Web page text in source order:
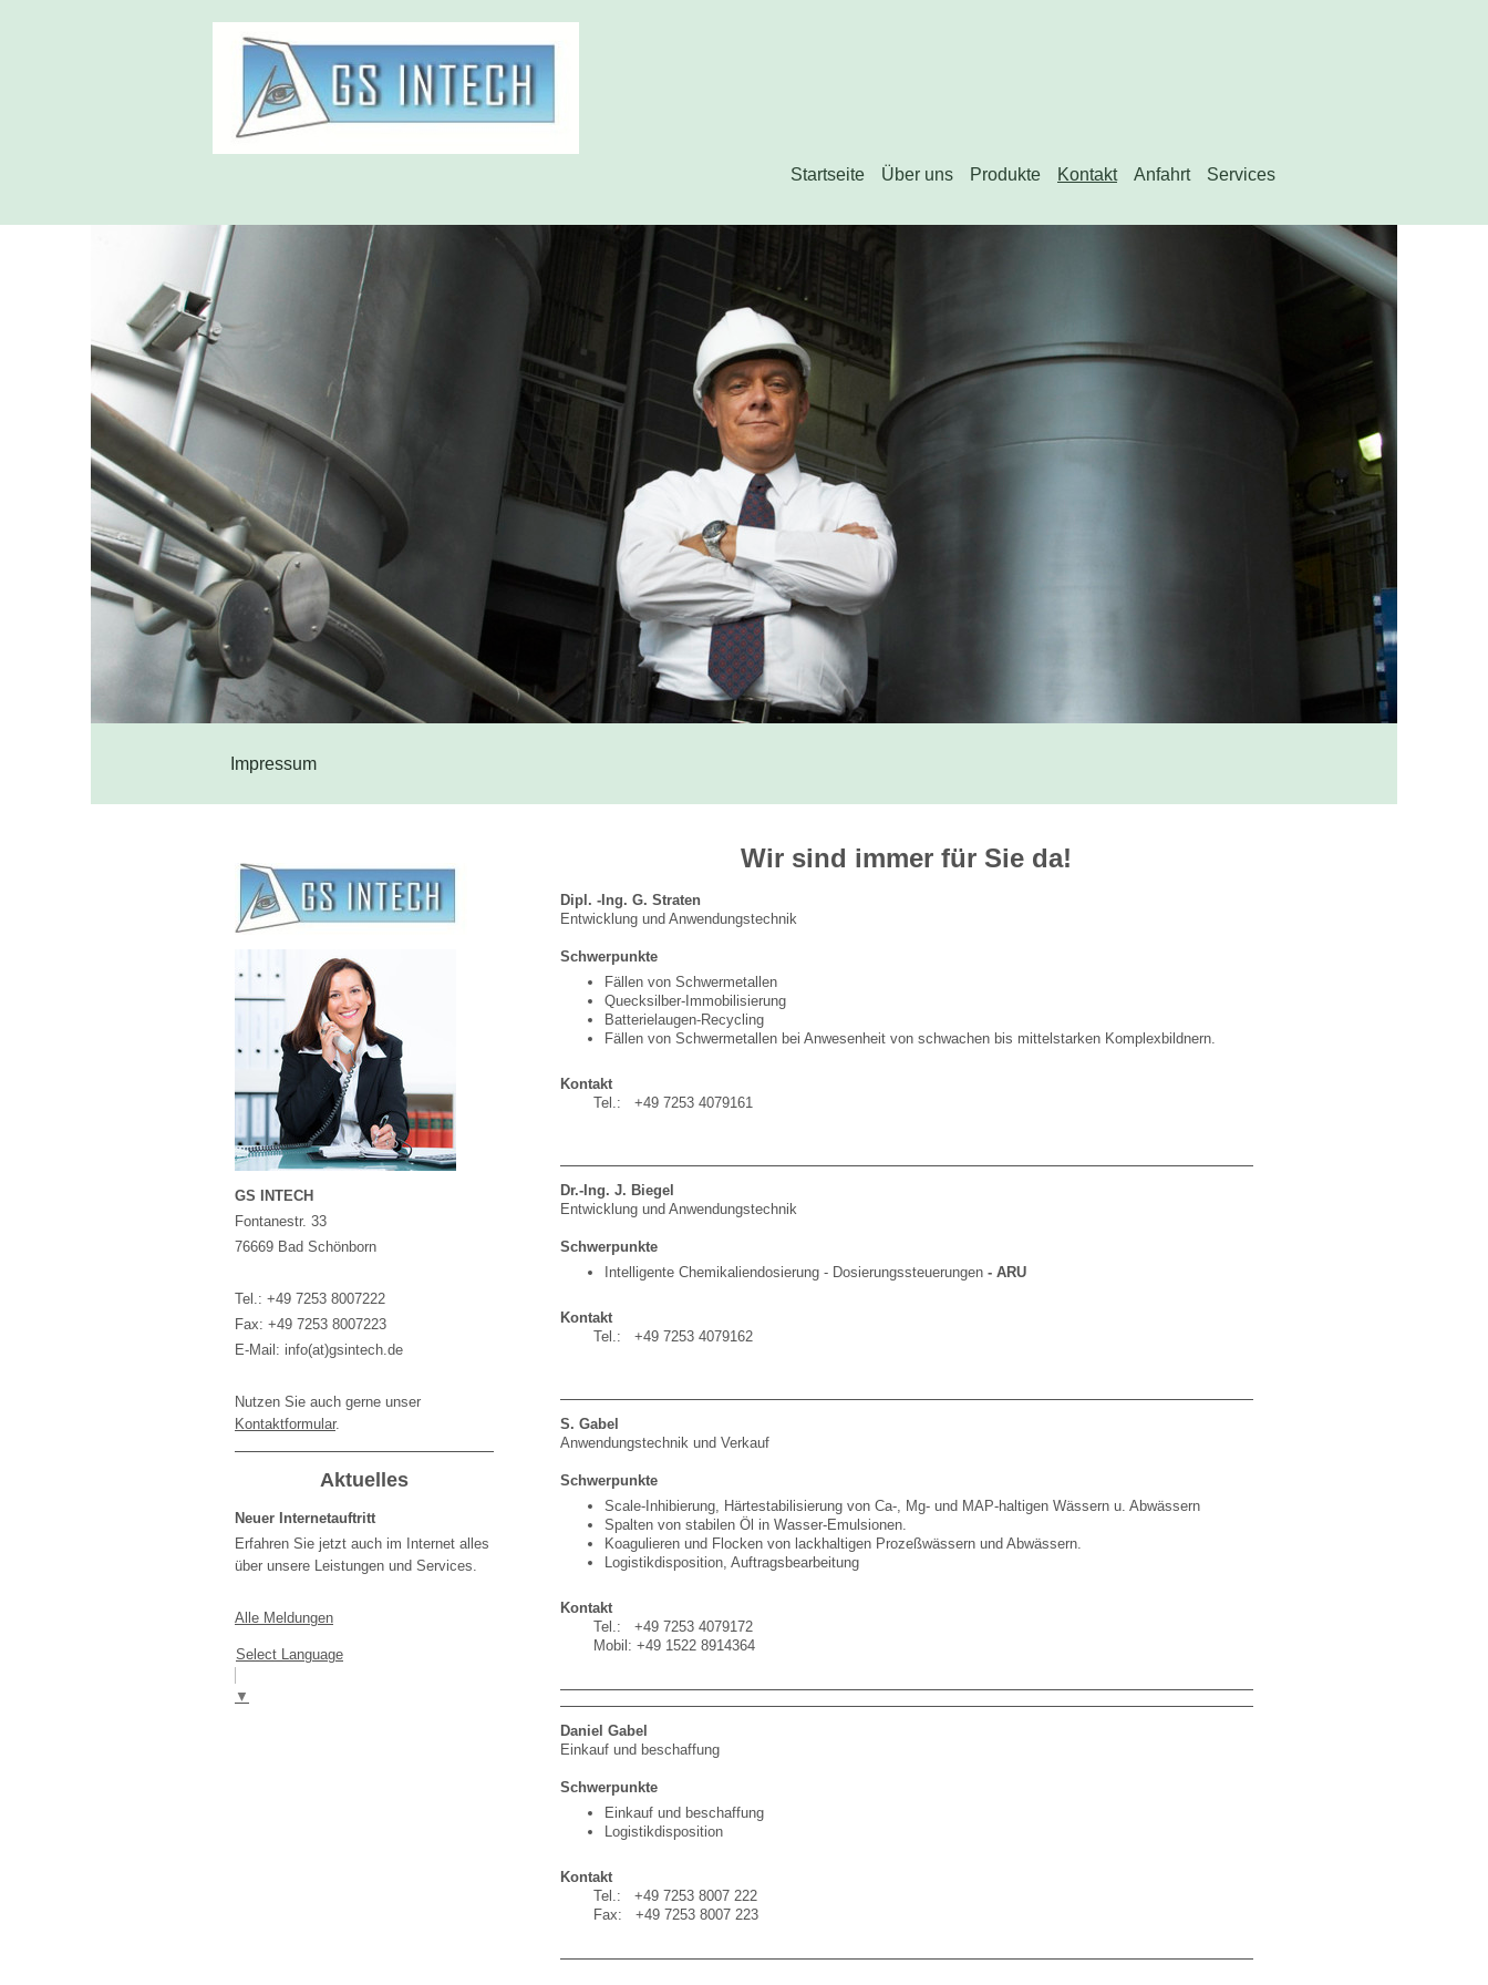
Startseite Über uns Produkte Kontakt Anfahrt Services
Impressum
Wir sind immer für Sie da!
Dipl. -Ing. G. Straten
Entwicklung und Anwendungstechnik
Schwerpunkte
Fällen von Schwermetallen
Quecksilber-Immobilisierung
Batterielaugen-Recycling
Fällen von Schwermetallen bei Anwesenheit von schwachen bis mittelstarken Komplexbildnern.
Kontakt
Tel.: +49 7253 4079161
Dr.-Ing. J. Biegel
Entwicklung und Anwendungstechnik
Schwerpunkte
Intelligente Chemikaliendosierung - Dosierungssteuerungen - ARU
Kontakt
Tel.: +49 7253 4079162
S. Gabel
Anwendungstechnik und Verkauf
Schwerpunkte
Scale-Inhibierung, Härtestabilisierung von Ca-, Mg- und MAP-haltigen Wässern u. Abwässern
Spalten von stabilen Öl in Wasser-Emulsionen.
Koagulieren und Flocken von lackhaltigen Prozeßwässern und Abwässern.
Logistikdisposition, Auftragsbearbeitung
Kontakt
Tel.: +49 7253 4079172
Mobil: +49 1522 8914364
Daniel Gabel
Einkauf und beschaffung
Schwerpunkte
Einkauf und beschaffung
Logistikdisposition
Kontakt
Tel.: +49 7253 8007 222
Fax: +49 7253 8007 223
GS INTECH
Fontanestr. 33
76669 Bad Schönborn
Tel.: +49 7253 8007222
Fax: +49 7253 8007223
E-Mail: info(at)gsintech.de
Nutzen Sie auch gerne unser
Kontaktformular.
Aktuelles
Neuer Internetauftritt
Erfahren Sie jetzt auch im Internet alles
über unsere Leistungen und Services.
Alle Meldungen
Select Language
▼